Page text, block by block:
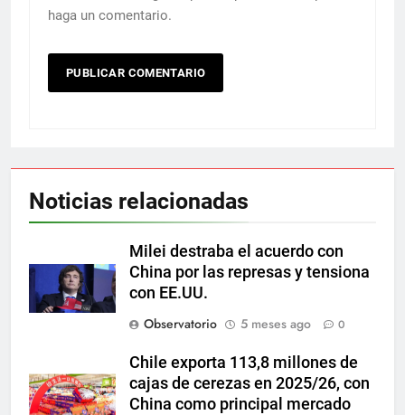
haga un comentario.
Noticias relacionadas
Milei destraba el acuerdo con
China por las represas y tensiona
con EE.UU.
Observatorio
5 meses ago 0
Chile exporta 113,8 millones de
cajas de cerezas en 2025/26, con
China como principal mercado